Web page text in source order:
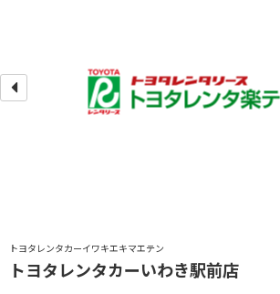
トヨタレンタカーイワキエキマエテン
トヨタレンタカーいわき駅前店